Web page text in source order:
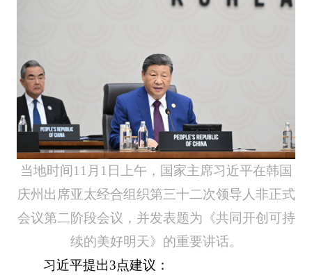
当地时间11月1日上午，国家主席习近平在韩国
庆州出席亚太经合组织第三十二次领导人非正式
会议第二阶段会议，并发表题为《共同开创可持
续的美好明天》的重要讲话。
习近平提出3点建议：